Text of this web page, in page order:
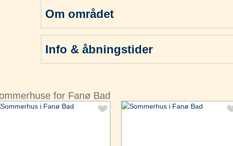
Om området
Info & åbningstider
for Fanø Bad